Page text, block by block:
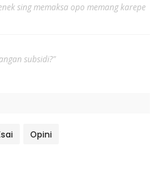
sing memaksa opo memang karepe
subsidi?"
Opini